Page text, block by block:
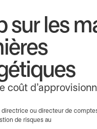
sur les
coût
directrice ou directeur de
de risques au